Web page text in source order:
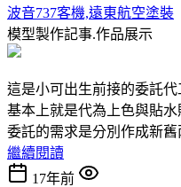
波音737客機,遠東航空塗裝
模型製作記事.作品展示
這是小可出生前接的委託代
基本上就是代為上色與貼水
委託的需求是分別作成新舊
繼續閱讀
17年前